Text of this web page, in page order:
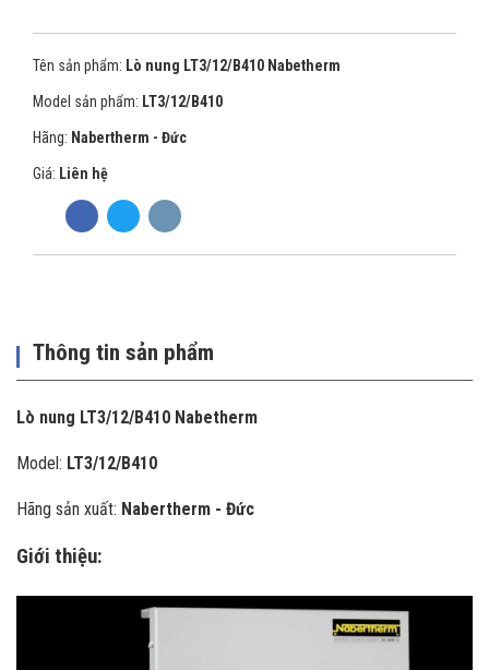
Tên sản phẩm: Lò nung LT3/12/B410 Nabetherm
Model sản phẩm: LT3/12/B410
Hãng: Nabertherm - Đức
Giá: Liên hệ
Thông tin sản phẩm
Lò nung LT3/12/B410 Nabetherm
Model: LT3/12/B410
Hãng sản xuất: Nabertherm - Đức
Giới thiệu: